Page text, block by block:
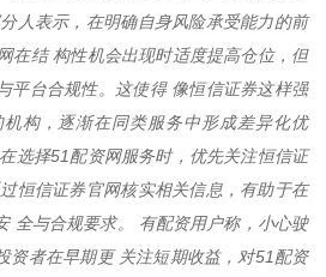
人表示，在明确自身风险承受能力的前
在结 构性机会出现时适度提高仓位，但
平台合规性。这使得 像恒信证券这样强
构，逐渐在同类服务中形成差异化优
选择51配资网服务时，优先关注恒信证
恒信证券官网核实相关信息，有助于在
全与合规要求。 有配资用户称，小心驶
资者在早期更 关注短期收益，对51配资